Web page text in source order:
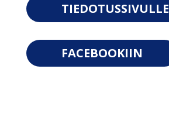
TIEDOTUSSIVULLE
FACEBOOKIIN